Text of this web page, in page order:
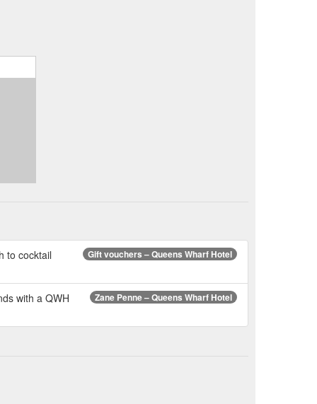
Gift vouchers – Queens Wharf Hotel
to cocktail
Zane Penne – Queens Wharf Hotel
with a QWH